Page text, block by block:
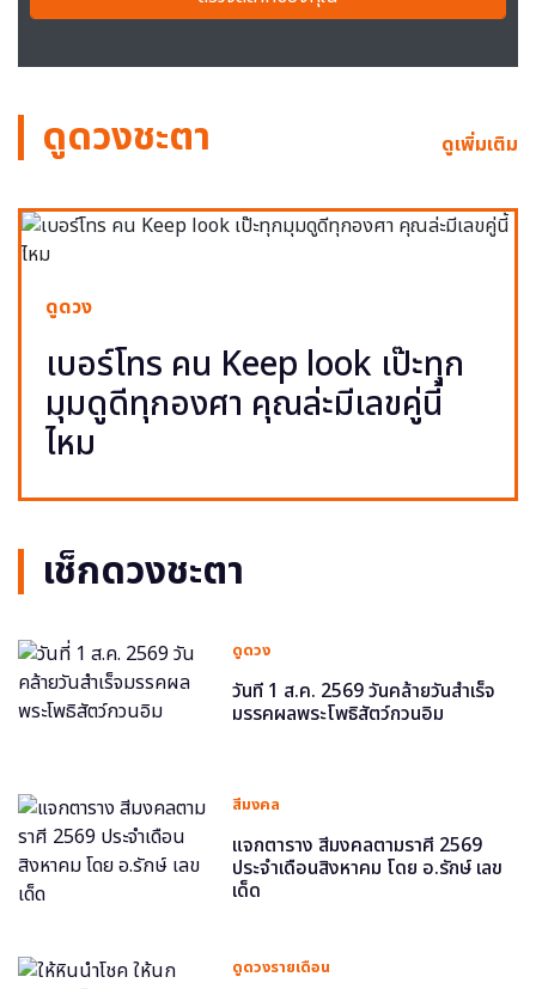
ดูดวงชะตา ดูเพิ่มเติม
ดูดวง
เบอร์โทร คน Keep look เป๊ะทุก
มุมดูดีทุกองศา คุณล่ะมีเลขคู่นี้
ไหม
เช็กดวงชะตา
ดูดวง
วันที่ 1 ส.ค. 2569 วันคล้ายวันสำเร็จ
มรรคผลพระโพธิสัตว์กวนอิม
สีมงคล
แจกตาราง สีมงคลตามราศี 2569
ประจำเดือนสิงหาคม โดย อ.รักษ์ เลข
เด็ด
ดูดวงรายเดือน